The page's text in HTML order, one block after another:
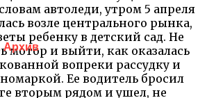
автоледи, утром 5 апреля
возле центрального рынка,
ребенку в детский сад. Не
мотор и выйти, как оказалась
вопреки рассудку и
Ее водитель бросил
вторым рядом и ушел, не
Архив